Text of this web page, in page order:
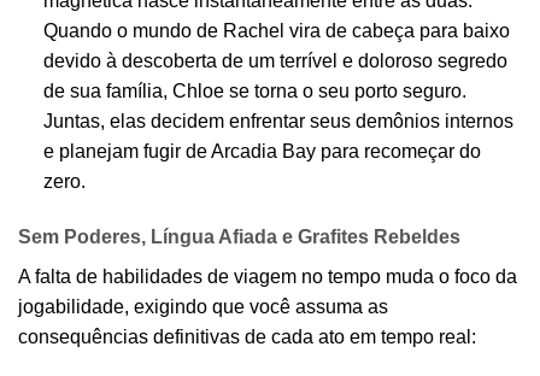
Quando o mundo de Rachel vira de cabeça para baixo
devido à descoberta de um terrível e doloroso segredo
de sua família, Chloe se torna o seu porto seguro.
Juntas, elas decidem enfrentar seus demônios internos
e planejam fugir de Arcadia Bay para recomeçar do
zero.
Sem Poderes, Língua Afiada e Grafites Rebeldes
A falta de habilidades de viagem no tempo muda o foco da
jogabilidade, exigindo que você assuma as
consequências definitivas de cada ato em tempo real: